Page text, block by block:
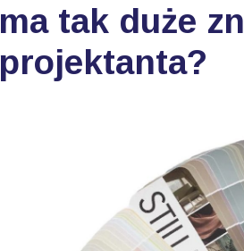
ma tak duże
projektanta?